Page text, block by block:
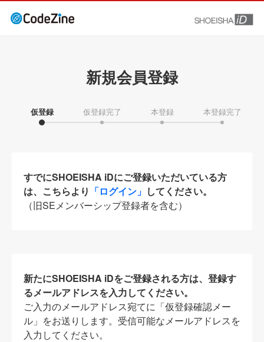
新規会員登録
仮登録 仮登録完了 本登録 本登録完了
すでにSHOEISHA iDにご登録いただいている方
は、こちらより 「ログイン」 してください。
（旧SEメンバーシップ登録者を含む）
新たにSHOEISHA iDをご登録される方は、登録す
るメールアドレスを入力してください。
ご入力のメールアドレス宛てに「仮登録確認メー
ル」をお送りします。受信可能なメールアドレスを
入力してください。